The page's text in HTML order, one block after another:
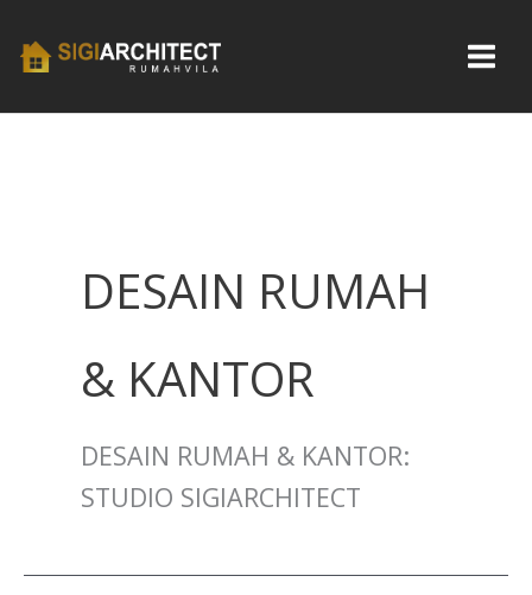
DESAIN RUMAH
& KANTOR
DESAIN RUMAH & KANTOR:
STUDIO SIGIARCHITECT